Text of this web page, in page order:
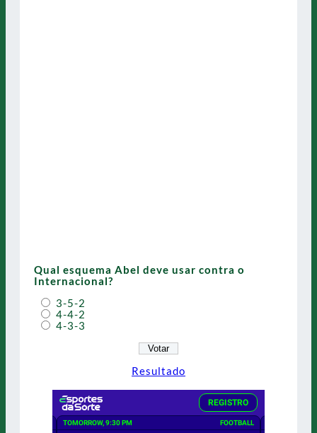
Qual esquema Abel deve usar contra o
Internacional?
3-5-2
4-4-2
4-3-3
Resultado